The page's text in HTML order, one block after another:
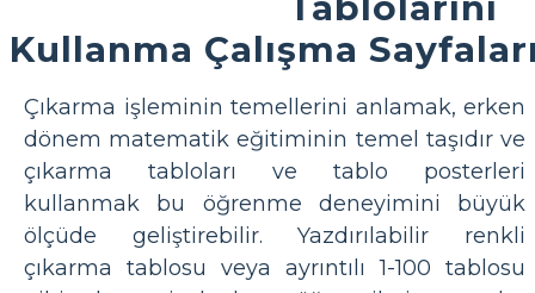
Kullanma Çalışma
Çıkarma işleminin temellerini anlamak, erken
dönem matematik eğitiminin temel taşıdır ve
çıkarma tabloları ve tablo posterleri
kullanmak bu öğrenme deneyimini büyük
ölçüde geliştirebilir. Yazdırılabilir renkli
çıkarma tablosu veya ayrıntılı 1-100 tablosu